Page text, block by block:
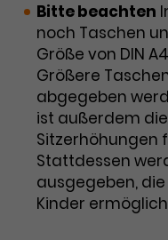
Bitte beachten
noch Taschen
Größe von DIN
Größere
abgegeben
ist außerdem
Sitzerhöhungen
Stattdessen
ausgegeben,
Kinder